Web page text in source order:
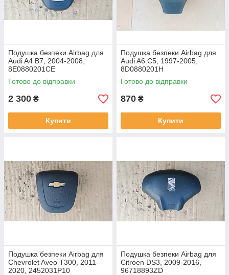
Подушка безпеки Airbag для
Audi A4 B7, 2004-2008,
8E0880201CE
Готово до відправки
2 300 ₴
Купити
Подушка безпеки Airbag для
Audi A6 C5, 1997-2005,
8D0880201H
Готово до відправки
870 ₴
Купити
Подушка безпеки Airbag для
Chevrolet Aveo T300, 2011-
2020, 2452031P10
Подушка безпеки Airbag для
Citroen DS3, 2009-2016,
96718893ZD